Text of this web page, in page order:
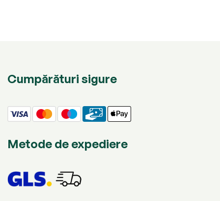
Cumpărături sigure
Metode de expediere